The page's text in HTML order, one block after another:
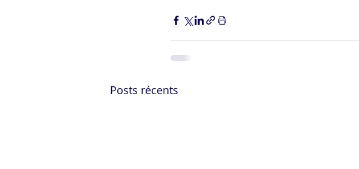
Posts récents